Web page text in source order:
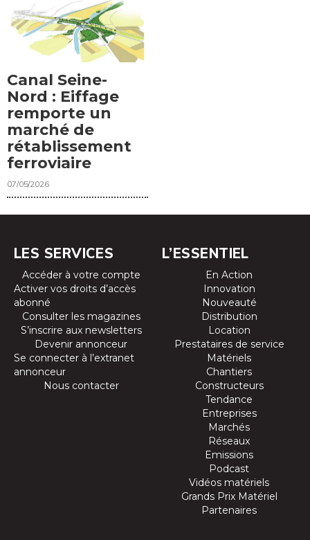
Canal Seine-
Nord : Eiffage
remporte un
marché de
rétablissement
ferroviaire
07/05/2026
LES SERVICES
Accéder à votre compte
Activer vos droits d’accès
abonné
Consulter les magazines
S’inscrire aux newsletters
Devenir annonceur
Se connecter à l’extranet
annonceur
Nous contacter
L’ESSENTIEL
En Action
Innovation
Nouveauté
Distribution
Location
Prestataires de service
Matériels
Chantiers
Constructeurs
Tendance
Entreprises
Marchés
Réseaux
Emissions
Podcast
Vidéos matériels
Grands Prix Matériel
Partenaires